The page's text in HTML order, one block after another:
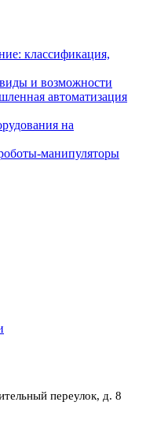
классификация,
и возможности
автоматизация
на
манипуляторы
переулок, д. 8